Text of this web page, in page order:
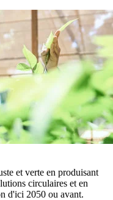
et verte en produisant
circulaires et en
d'ici 2050 ou avant.